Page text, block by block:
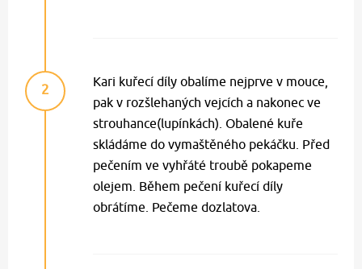
2
Kari kuřecí díly obalíme nejprve v mouce,
pak v rozšlehaných vejcích a nakonec ve
strouhance(lupínkách). Obalené kuře
skládáme do vymaštěného pekáčku. Před
pečením ve vyhřáté troubě pokapeme
olejem. Během pečení kuřecí díly
obrátíme. Pečeme dozlatova.